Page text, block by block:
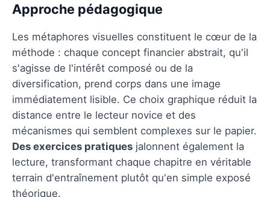
Approche pédagogique
Les métaphores visuelles constituent le cœur de la
méthode : chaque concept financier abstrait, qu'il
s'agisse de l'intérêt composé ou de la
diversification, prend corps dans une image
immédiatement lisible. Ce choix graphique réduit la
distance entre le lecteur novice et des
mécanismes qui semblent complexes sur le papier.
Des exercices pratiques jalonnent également la
lecture, transformant chaque chapitre en véritable
terrain d'entraînement plutôt qu'en simple exposé
théorique.